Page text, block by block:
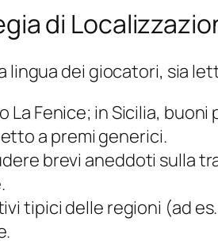
di
lingua dei giocatori, sia
Fenice; in Sicilia,
a premi generici.
brevi aneddoti sulla
tipici delle regioni (ad